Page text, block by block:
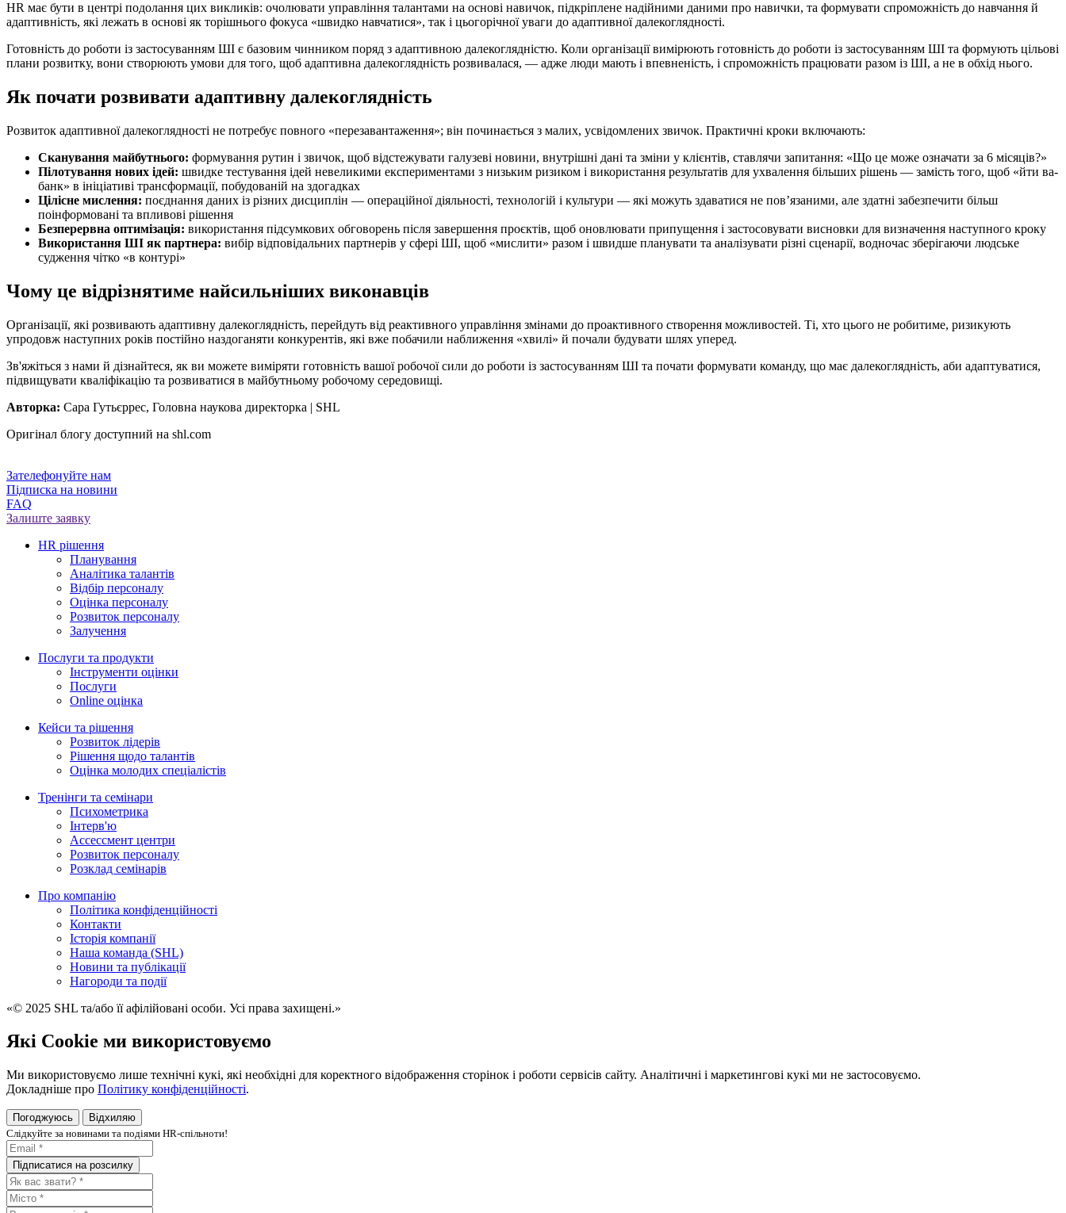
HR має бути в центрі подолання цих викликів: очолювати управління талантами на основі навичок, підкріплене надійними даними про навички, та формувати спроможність до навчання й
адаптивність, які лежать в основі як торішнього фокуса «швидко навчатися», так і цьогорічної уваги до адаптивної далекоглядності.
Готовність до роботи із застосуванням ШІ є базовим чинником поряд з адаптивною далекоглядністю. Коли організації вимірюють готовність до роботи із застосуванням ШІ та формують цільові
плани розвитку, вони створюють умови для того, щоб адаптивна далекоглядність розвивалася, — адже люди мають і впевненість, і спроможність працювати разом із ШІ, а не в обхід нього.
Як почати розвивати адаптивну далекоглядність
Розвиток адаптивної далекоглядності не потребує повного «перезавантаження»; він починається з малих, усвідомлених звичок. Практичні кроки включають:
Сканування майбутнього: формування рутин і звичок, щоб відстежувати галузеві новини, внутрішні дані та зміни у клієнтів, ставлячи запитання: «Що це може означати за 6 місяців?»
Пілотування нових ідей: швидке тестування ідей невеликими експериментами з низьким ризиком і використання результатів для ухвалення більших рішень — замість того, щоб «йти ва-
банк» в ініціативі трансформації, побудованій на здогадках
Цілісне мислення: поєднання даних із різних дисциплін — операційної діяльності, технологій і культури — які можуть здаватися не пов’язаними, але здатні забезпечити більш
поінформовані та впливові рішення
Безперервна оптимізація: використання підсумкових обговорень після завершення проєктів, щоб оновлювати припущення і застосовувати висновки для визначення наступного кроку
Використання ШІ як партнера: вибір відповідальних партнерів у сфері ШІ, щоб «мислити» разом і швидше планувати та аналізувати різні сценарії, водночас зберігаючи людське
судження чітко «в контурі»
Чому це відрізнятиме найсильніших виконавців
Організації, які розвивають адаптивну далекоглядність, перейдуть від реактивного управління змінами до проактивного створення можливостей. Ті, хто цього не робитиме, ризикують
упродовж наступних років постійно наздоганяти конкурентів, які вже побачили наближення «хвилі» й почали будувати шлях уперед.
Зв'яжіться з нами й дізнайтеся, як ви можете виміряти готовність вашої робочої сили до роботи із застосуванням ШІ та почати формувати команду, що має далекоглядність, аби адаптуватися,
підвищувати кваліфікацію та розвиватися в майбутньому робочому середовищі.
Авторка: Сара Гутьєррес, Головна наукова директорка | SHL
Оригінал блогу доступний на shl.com
Зателефонуйте нам
Підписка на новини
FAQ
Залиште заявку
HR рішення
Планування
Аналітика талантів
Відбір персоналу
Оцінка персоналу
Розвиток персоналу
Залучення
Послуги та продукти
Інструменти оцінки
Послуги
Online оцінка
Кейси та рішення
Розвиток лідерів
Рішення щодо талантів
Оцінка молодих спеціалістів
Тренінги та семінари
Психометрика
Iнтерв'ю
Ассессмент центри
Розвиток персоналу
Розклад семінарів
Про компанію
Політика конфіденційності
Контакти
Історія компанії
Наша команда (SHL)
Новини та публікації
Нагороди та події
«© 2025 SHL та/або її афілійовані особи. Усі права захищені.»
Які Cookie ми використовуємо
Ми використовуємо лише технічні кукі, які необхідні для коректного відображення сторінок і роботи сервісів сайту. Аналітичні і маркетингові кукі ми не застосовуємо.
Докладніше про Політику конфіденційності.
Погоджуюсь
Відхиляю
Слiдкуйте за новинами та подiями HR-спiльноти!